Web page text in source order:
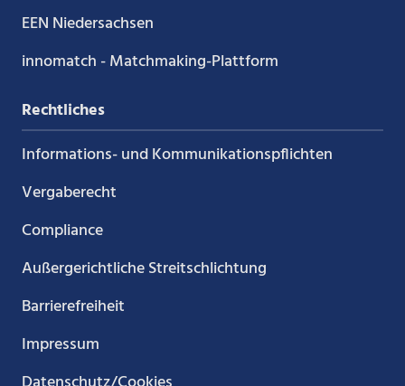
EEN Niedersachsen
innomatch - Matchmaking-Plattform
Rechtliches
Informations- und Kommunikations­pflichten
Vergaberecht
Compliance
Außergerichtliche Streitschlichtung
Barrierefreiheit
Impressum